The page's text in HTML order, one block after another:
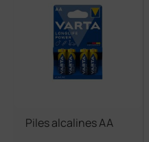
Piles alcalines AA